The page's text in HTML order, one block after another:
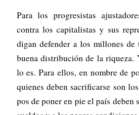
Para los progresistas
contra los capitalistas y sus
digan defender a los millones de
buena distribución de la riqueza.
lo es. Para ellos, en nombre de
quienes deben sacrificarse son
pos de poner en pie el país deben